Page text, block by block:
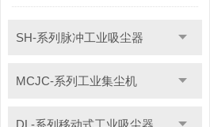
SH-系列脉冲工业吸尘器
MCJC-系列工业集尘机
DL-系列移动式工业吸尘器